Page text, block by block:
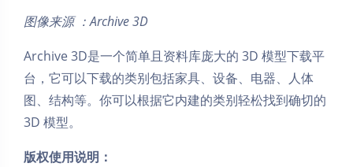
图像来源 ：Archive 3D
Archive 3D是一个简单且资料库庞大的 3D 模型下载平
台，它可以下载的类别包括家具、设备、电器、人体
图、结构等。你可以根据它内建的类别轻松找到确切的
3D 模型。
版权使用说明：